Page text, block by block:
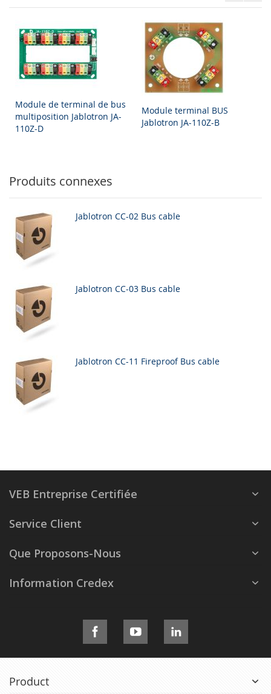
Module de terminal de bus
multiposition Jablotron JA-
110Z-D
Module terminal BUS
Jablotron JA-110Z-B
Produits connexes
Jablotron CC-02 Bus cable
Jablotron CC-03 Bus cable
Jablotron CC-11 Fireproof Bus cable
VEB Entreprise Certifiée
Service Client
Que Proposons-Nous
Information Credex
Product